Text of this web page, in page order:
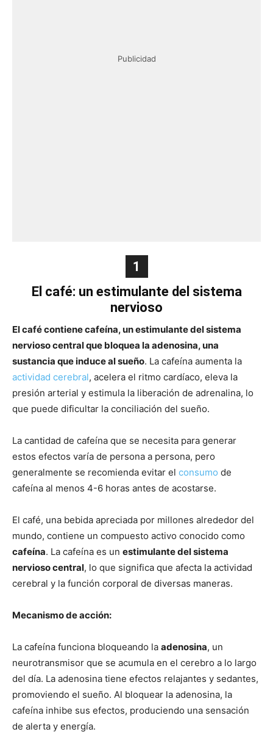
Publicidad
1
El café: un estimulante del sistema
nervioso
El café contiene cafeína, un estimulante del sistema
nervioso central que bloquea la adenosina, una
sustancia que induce al sueño. La cafeína aumenta la
actividad cerebral, acelera el ritmo cardíaco, eleva la
presión arterial y estimula la liberación de adrenalina, lo
que puede dificultar la conciliación del sueño.
La cantidad de cafeína que se necesita para generar
estos efectos varía de persona a persona, pero
generalmente se recomienda evitar el consumo de
cafeína al menos 4-6 horas antes de acostarse.
El café, una bebida apreciada por millones alrededor del
mundo, contiene un compuesto activo conocido como
cafeína. La cafeína es un estimulante del sistema
nervioso central, lo que significa que afecta la actividad
cerebral y la función corporal de diversas maneras.
Mecanismo de acción:
La cafeína funciona bloqueando la adenosina, un
neurotransmisor que se acumula en el cerebro a lo largo
del día. La adenosina tiene efectos relajantes y sedantes,
promoviendo el sueño. Al bloquear la adenosina, la
cafeína inhibe sus efectos, produciendo una sensación
de alerta y energía.